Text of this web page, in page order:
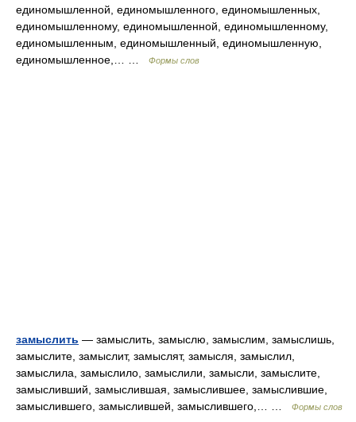
единомышленной, единомышленного, единомышленных,
единомышленному, единомышленной, единомышленному,
единомышленным, единомышленный, единомышленную,
единомышленное,… …
Формы слов
замыслить — замыслить, замыслю, замыслим, замыслишь,
замыслите, замыслит, замыслят, замысля, замыслил,
замыслила, замыслило, замыслили, замысли, замыслите,
замысливший, замыслившая, замыслившее, замыслившие,
замыслившего, замыслившей, замыслившего,… …
Формы слов